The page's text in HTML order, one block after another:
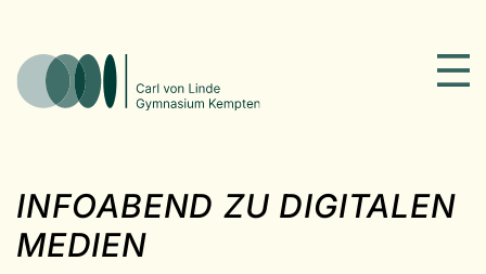
INFOABEND ZU DIGITALEN
MEDIEN